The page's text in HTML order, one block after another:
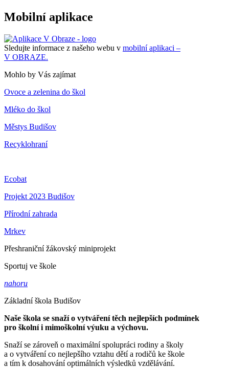
Mobilní aplikace
Sledujte informace z našeho webu v mobilní aplikaci –
V OBRAZE.
Mohlo by Vás zajímat
Ovoce a zelenina do škol
Mléko do škol
Městys Budišov
Recyklohraní
Ecobat
Projekt 2023 Budišov
Přírodní zahrada
Mrkev
Přeshraniční žákovský miniprojekt
Sportuj ve škole
nahoru
Základní škola Budišov
Naše škola se snaží o vytváření těch nejlepších podmínek
pro školní i mimoškolní výuku a výchovu.
Snaží se zároveň o maximální spolupráci rodiny a školy
a o vytváření co nejlepšího vztahu dětí a rodičů ke škole
a tím k dosahování optimálních výsledků vzdělávání.